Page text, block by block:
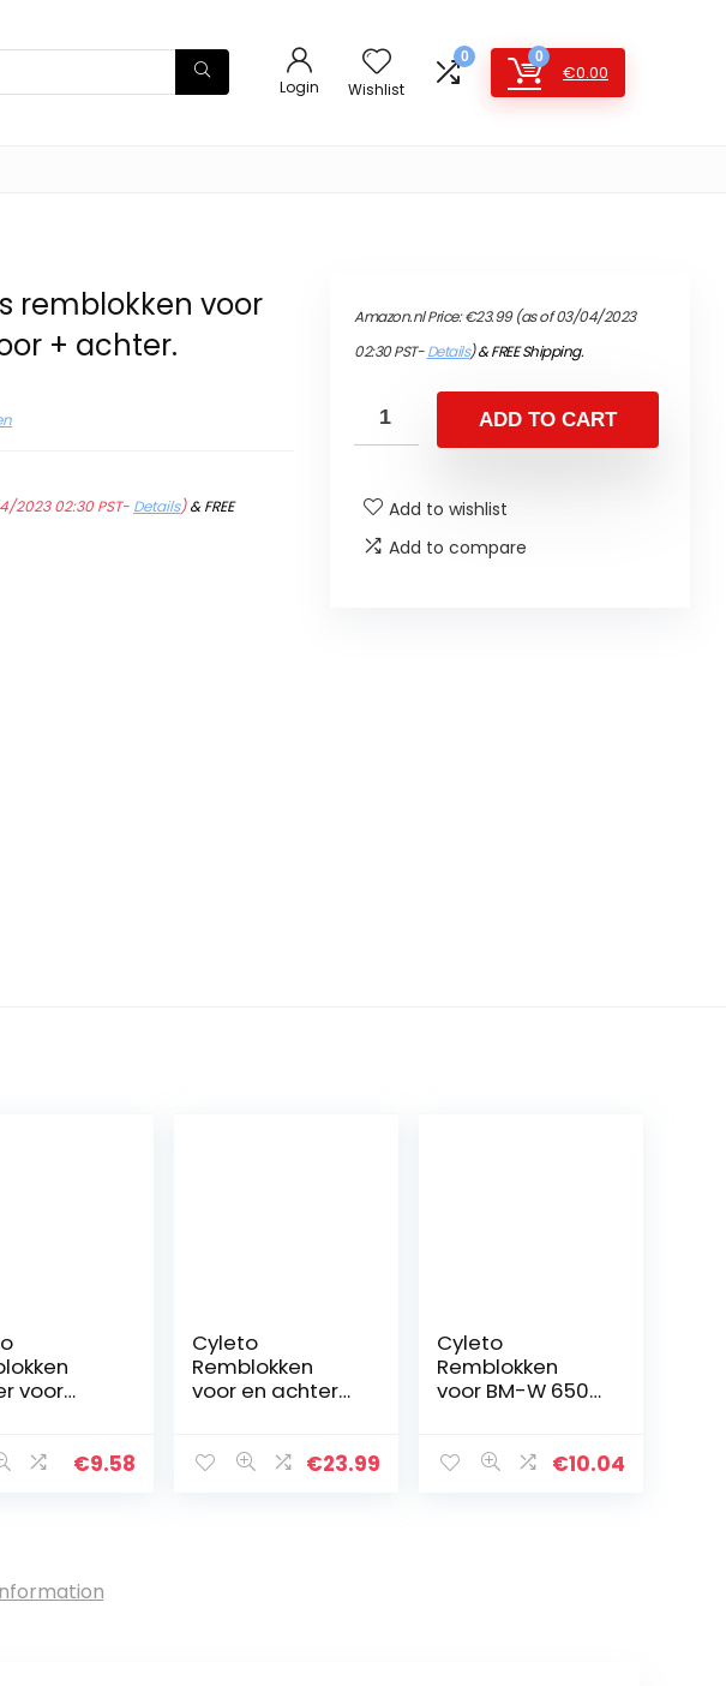
Login Wishlist
0 0
€0.00
remblokken voor
+ achter.
2023 02:30 PST- Details)&FREE
Amazon.nl Price:€23.99(as of 03/04/2023
02:30 PST-Details)&FREE Shipping.
ADD TO CART
Add to wishlist
Add to compare
voor
KX 125
€9.58
Cyleto
Remblokken
voor en achter
TDM900 2002-
€23.99
Cyleto
Remblokken
voor BM-W 650
2018 F650 ST
€10.04